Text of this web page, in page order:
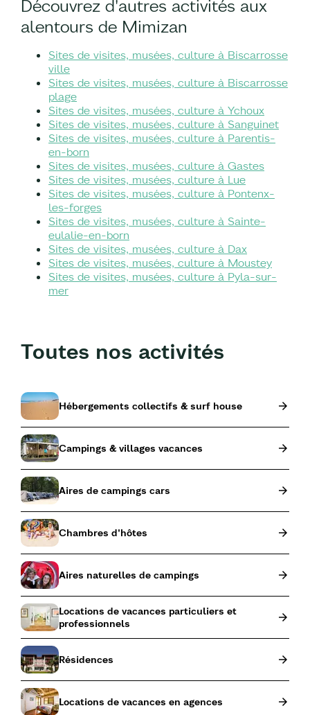
Découvrez d'autres activités aux
alentours de Mimizan
Sites de visites, musées, culture à Biscarrosse
ville
Sites de visites, musées, culture à Biscarrosse
plage
Sites de visites, musées, culture à Ychoux
Sites de visites, musées, culture à Sanguinet
Sites de visites, musées, culture à Parentis-
en-born
Sites de visites, musées, culture à Gastes
Sites de visites, musées, culture à Lue
Sites de visites, musées, culture à Pontenx-
les-forges
Sites de visites, musées, culture à Sainte-
eulalie-en-born
Sites de visites, musées, culture à Dax
Sites de visites, musées, culture à Moustey
Sites de visites, musées, culture à Pyla-sur-
mer
Toutes nos activités
Hébergements collectifs & surf house
Campings & villages vacances
Aires de campings cars
Chambres d'hôtes
Aires naturelles de campings
Locations de vacances particuliers et
professionnels
Résidences
Locations de vacances en agences